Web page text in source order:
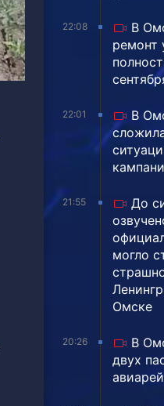
22:08
В
ремонт
22:01
В
21:55
До
могло
Омске
20:26
В
двух